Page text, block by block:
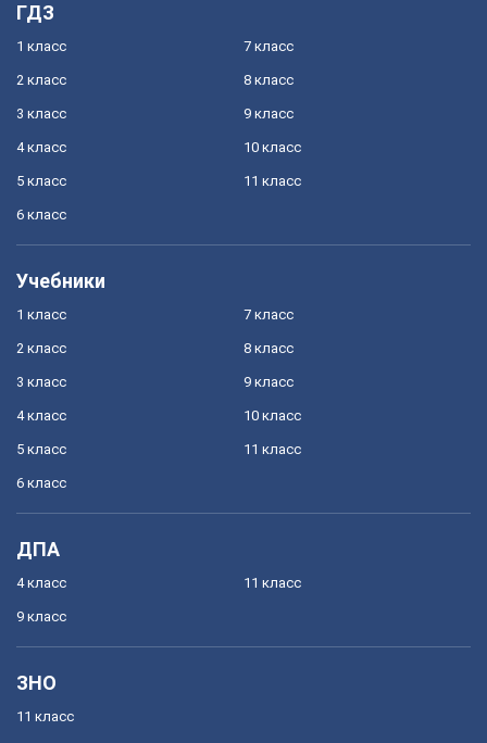
ГДЗ
1 класс
2 класс
3 класс
4 класс
5 класс
6 класс
7 класс
8 класс
9 класс
10 класс
11 класс
Учебники
1 класс
2 класс
3 класс
4 класс
5 класс
6 класс
7 класс
8 класс
9 класс
10 класс
11 класс
ДПА
4 класс
9 класс
11 класс
ЗНО
11 класс